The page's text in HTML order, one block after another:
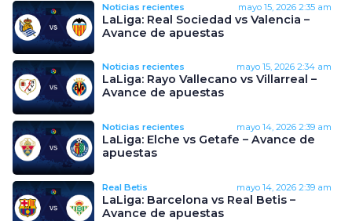
Noticias recientes mayo 15, 2026 2:35 am
LaLiga: Real Sociedad vs Valencia –
Avance de apuestas
Noticias recientes mayo 15, 2026 2:34 am
LaLiga: Rayo Vallecano vs Villarreal –
Avance de apuestas
Noticias recientes mayo 14, 2026 2:39 am
LaLiga: Elche vs Getafe – Avance de
apuestas
Real Betis mayo 14, 2026 2:39 am
LaLiga: Barcelona vs Real Betis –
Avance de apuestas